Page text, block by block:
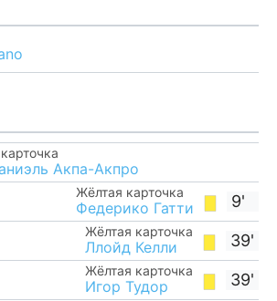
Акпа-Акпро
9'
Жёлтая карточка
Федерико Гатти
39'
Жёлтая карточка
Ллойд Келли
39'
Жёлтая карточка
Игор Тудор